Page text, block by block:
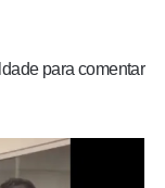
para comentar